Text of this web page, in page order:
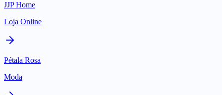
JJP Home
Loja Online
Pétala Rosa
Moda